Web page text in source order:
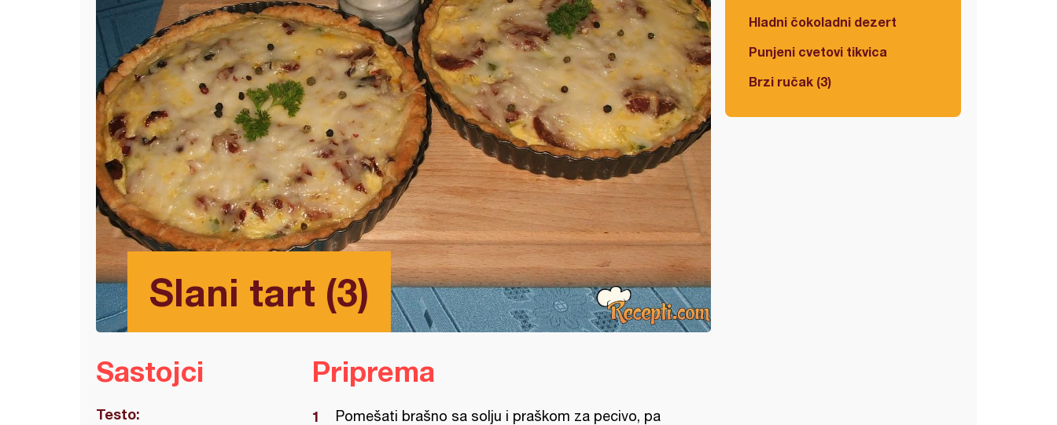
Slani tart (3)
Hladni čokoladni dezert
Punjeni cvetovi tikvica
Brzi ručak (3)
Sastojci
Testo:
Priprema
Pomešati brašno sa solju i praškom za pecivo, pa